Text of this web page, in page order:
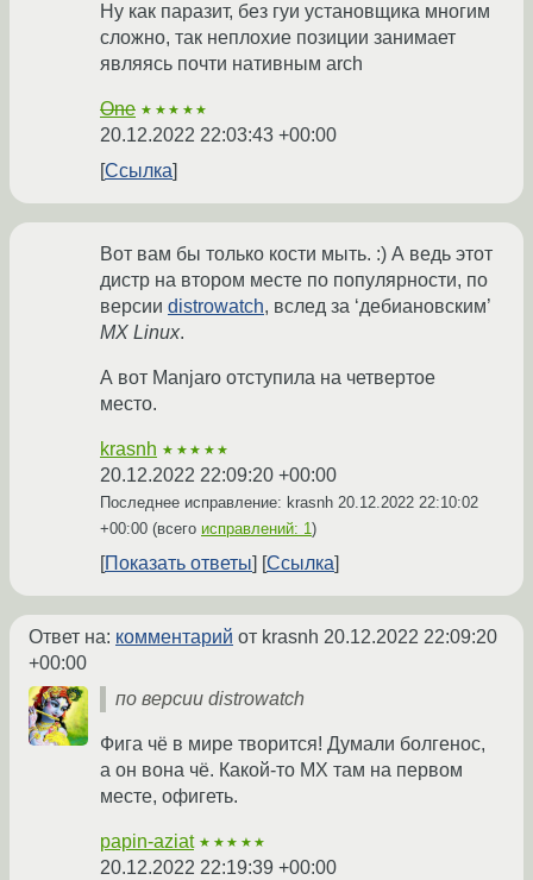
Ну как паразит, без гуи установщика многим
сложно, так неплохие позиции занимает
являясь почти нативным arch
One ★★★★★
20.12.2022 22:03:43 +00:00
Ссылка
Вот вам бы только кости мыть. :) А ведь этот
дистр на втором месте по популярности, по
версии distrowatch, вслед за ‘дебиановским’
MX Linux.
А вот Manjaro отступила на четвертое
место.
krasnh ★★★★★
20.12.2022 22:09:20 +00:00
Последнее исправление: krasnh 20.12.2022 22:10:02
+00:00 (всего исправлений: 1)
Показать ответы Ссылка
Ответ на: комментарий от krasnh 20.12.2022 22:09:20
+00:00
по версии distrowatch
Фига чё в мире творится! Думали болгенос,
а он вона чё. Какой-то МХ там на первом
месте, офигеть.
papin-aziat ★★★★★
20.12.2022 22:19:39 +00:00